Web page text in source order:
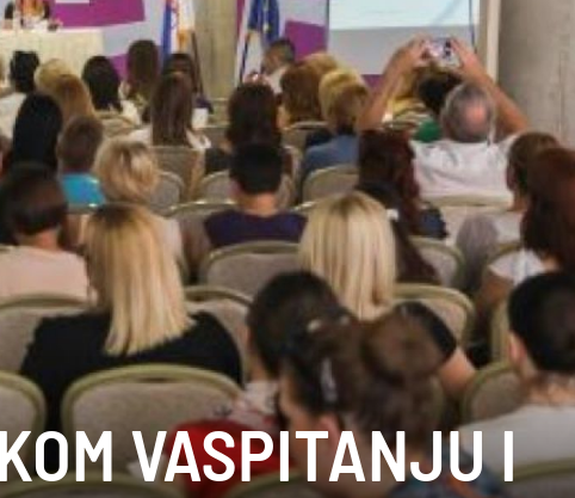
VASPITANJU I